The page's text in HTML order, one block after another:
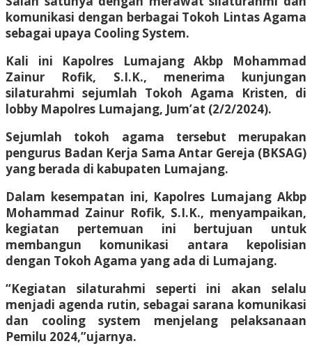
komunikasi dengan berbagai Tokoh Lintas Agama
sebagai upaya Cooling System.
Kali ini Kapolres Lumajang Akbp Mohammad
Zainur Rofik, S.I.K., menerima kunjungan
silaturahmi sejumlah Tokoh Agama Kristen, di
lobby Mapolres Lumajang, Jum’at (2/2/2024).
Sejumlah tokoh agama tersebut merupakan
pengurus Badan Kerja Sama Antar Gereja (BKSAG)
yang berada di kabupaten Lumajang.
Dalam kesempatan ini, Kapolres Lumajang Akbp
Mohammad Zainur Rofik, S.I.K., menyampaikan,
kegiatan pertemuan ini bertujuan untuk
membangun komunikasi antara kepolisian
dengan Tokoh Agama yang ada di Lumajang.
“Kegiatan silaturahmi seperti ini akan selalu
menjadi agenda rutin, sebagai sarana komunikasi
dan cooling system menjelang pelaksanaan
Pemilu 2024,”ujarnya.